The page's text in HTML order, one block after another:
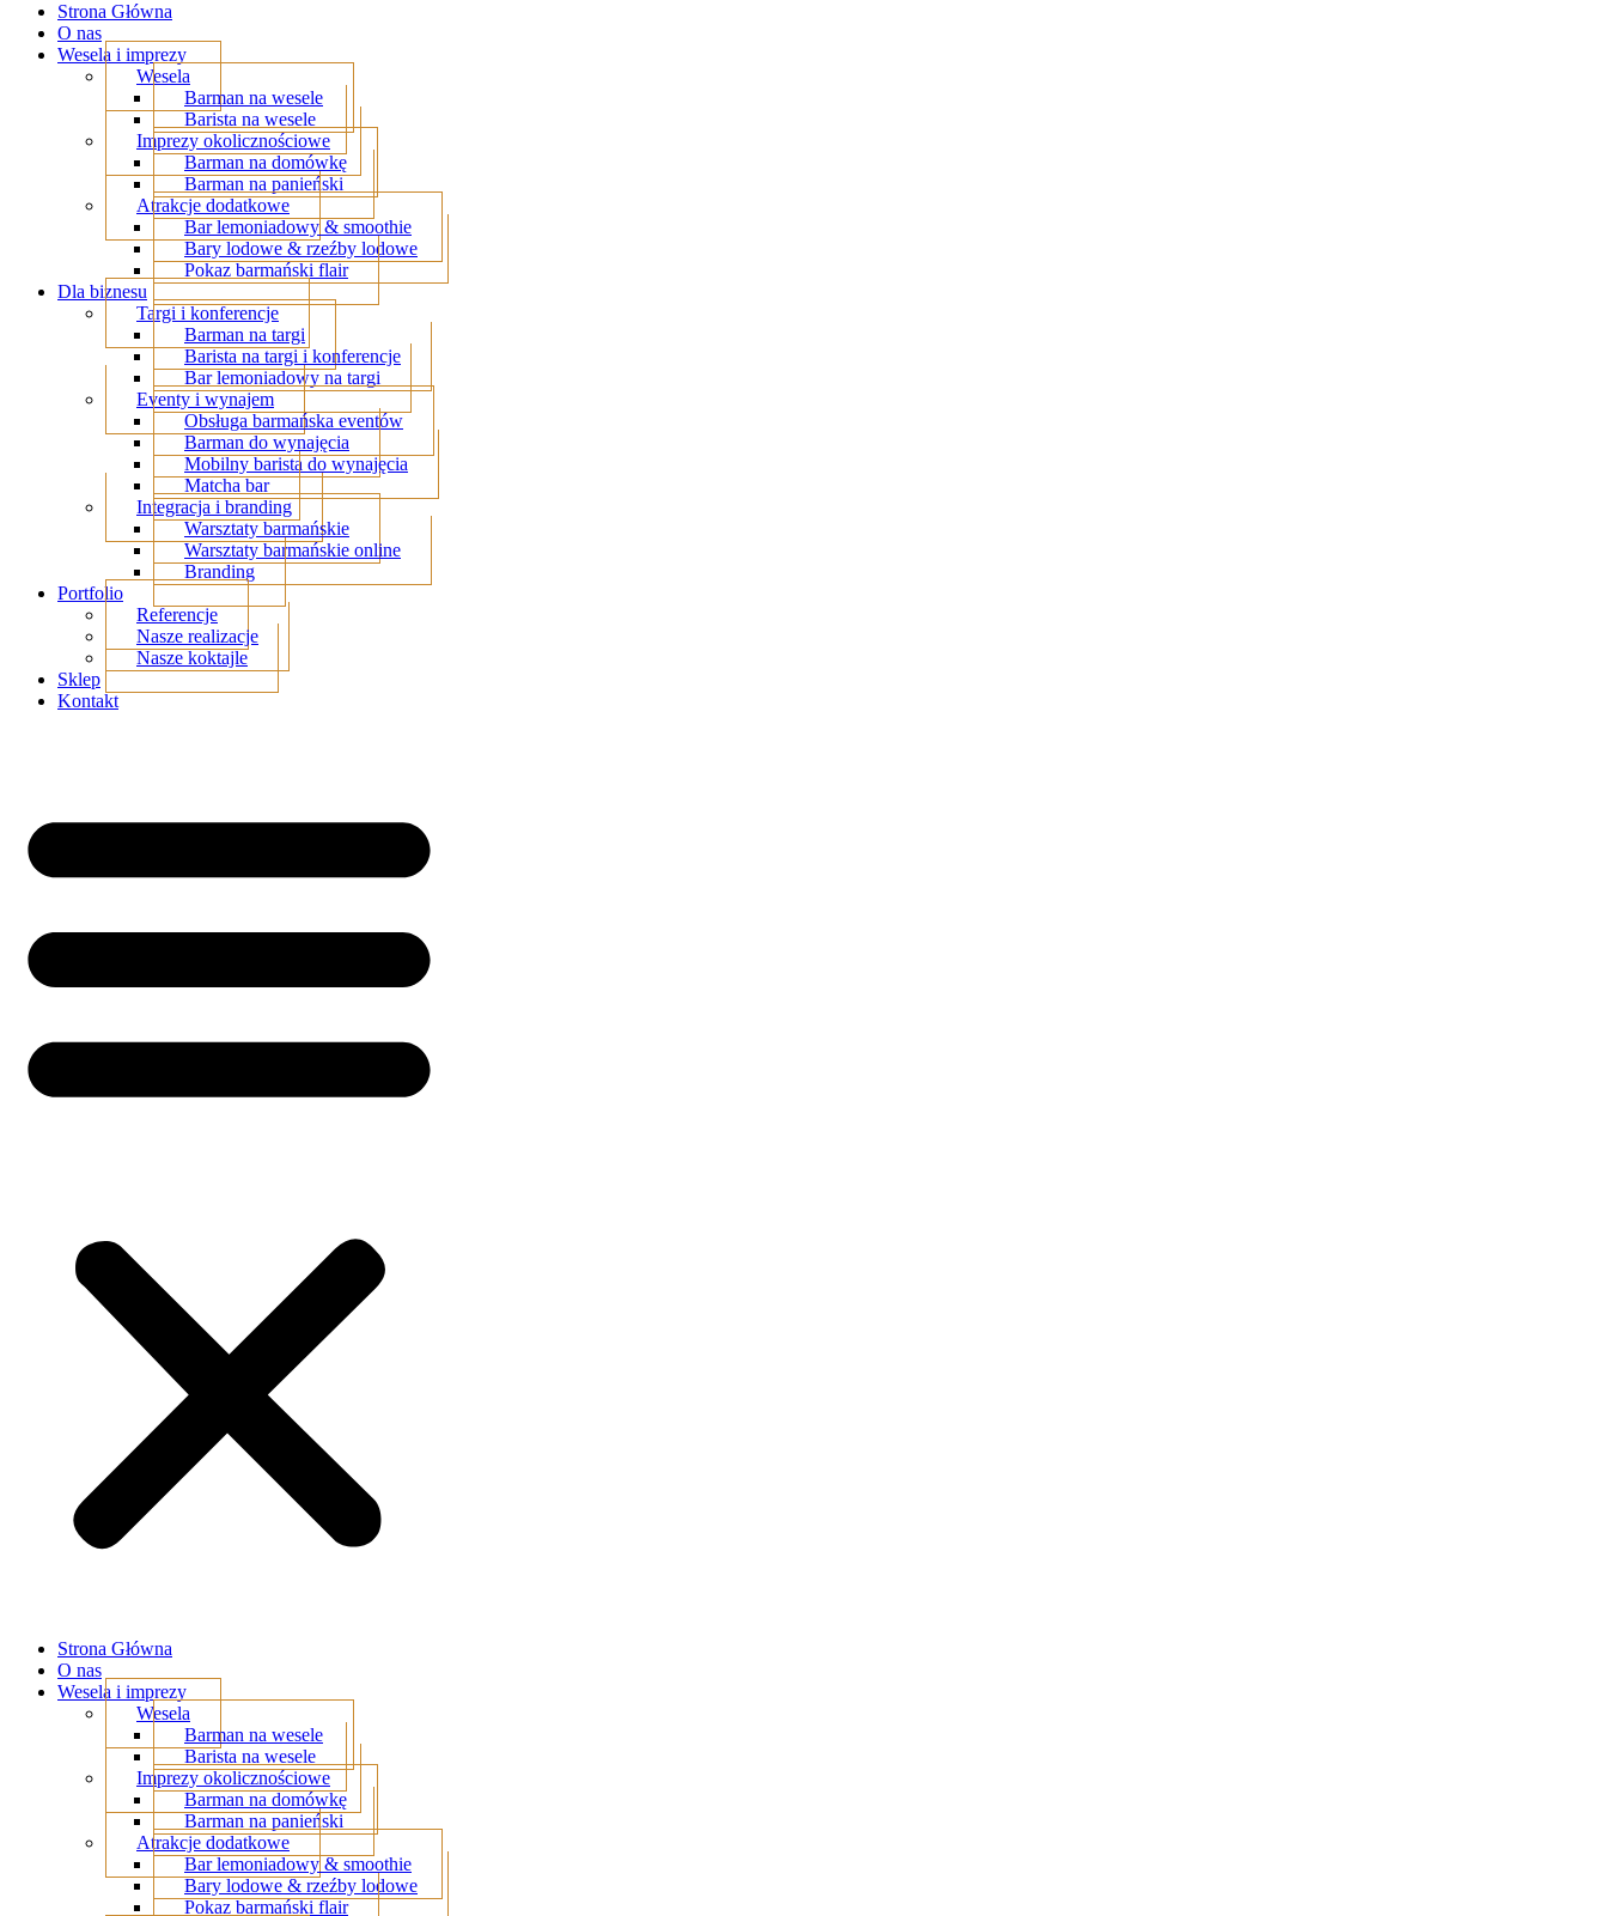
Strona Główna
O nas
Wesela i imprezy
Wesela
Barman na wesele
Barista na wesele
Imprezy okolicznościowe
Barman na domówkę
Barman na panieński
Atrakcje dodatkowe
Bar lemoniadowy & smoothie
Bary lodowe & rzeźby lodowe
Pokaz barmański flair
Dla biznesu
Targi i konferencje
Barman na targi
Barista na targi i konferencje
Bar lemoniadowy na targi
Eventy i wynajem
Obsługa barmańska eventów
Barman do wynajęcia
Mobilny barista do wynajęcia
Matcha bar
Integracja i branding
Warsztaty barmańskie
Warsztaty barmańskie online
Branding
Portfolio
Referencje
Nasze realizacje
Nasze koktajle
Sklep
Kontakt
Strona Główna
O nas
Wesela i imprezy
Wesela
Barman na wesele
Barista na wesele
Imprezy okolicznościowe
Barman na domówkę
Barman na panieński
Atrakcje dodatkowe
Bar lemoniadowy & smoothie
Bary lodowe & rzeźby lodowe
Pokaz barmański flair